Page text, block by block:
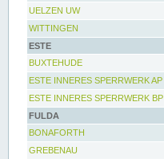
UELZEN UW
WITTINGEN
ESTE
BUXTEHUDE
ESTE INNERES SPERRWERK AP
ESTE INNERES SPERRWERK BP
FULDA
BONAFORTH
GREBENAU